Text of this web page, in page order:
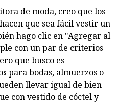
de moda, creo que los
que sea fácil vestir un
hago clic en "Agregar al
con un par de criterios
que busco es
para bodas, almuerzos o
llevar igual de bien
con vestido de cóctel y